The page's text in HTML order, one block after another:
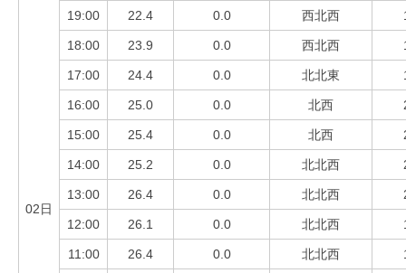
02日
19:00 22.4 0.0 西北西
18:00 23.9 0.0 西北西
17:00 24.4 0.0 北北東
16:00 25.0 0.0 北西
15:00 25.4 0.0 北西
14:00 25.2 0.0 北北西
13:00 26.4 0.0 北北西
12:00 26.1 0.0 北北西
11:00 26.4 0.0 北北西